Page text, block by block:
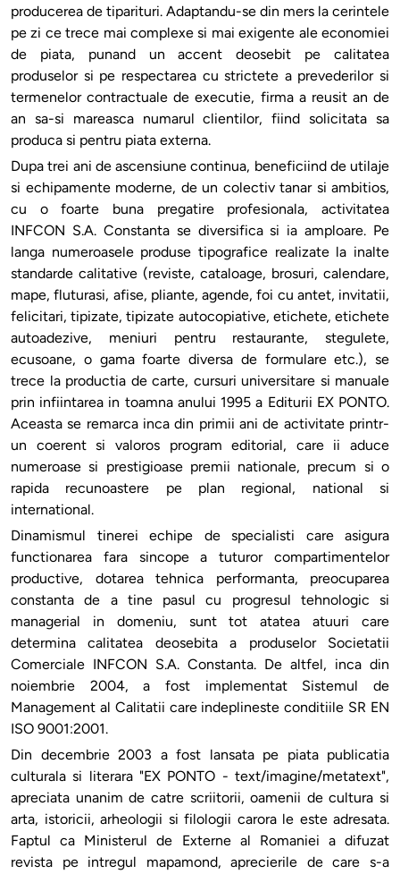
producerea de tiparituri. Adaptandu-se din mers la cerintele
pe zi ce trece mai complexe si mai exigente ale economiei
de piata, punand un accent deosebit pe calitatea
produselor si pe respectarea cu strictete a prevederilor si
termenelor contractuale de executie, firma a reusit an de
an sa-si mareasca numarul clientilor, fiind solicitata sa
produca si pentru piata externa.
Dupa trei ani de ascensiune continua, beneficiind de utilaje
si echipamente moderne, de un colectiv tanar si ambitios,
cu o foarte buna pregatire profesionala, activitatea
INFCON S.A. Constanta se diversifica si ia amploare. Pe
langa numeroasele produse tipografice realizate la inalte
standarde calitative (reviste, cataloage, brosuri, calendare,
mape, fluturasi, afise, pliante, agende, foi cu antet, invitatii,
felicitari, tipizate, tipizate autocopiative, etichete, etichete
autoadezive, meniuri pentru restaurante, stegulete,
ecusoane, o gama foarte diversa de formulare etc.), se
trece la productia de carte, cursuri universitare si manuale
prin infiintarea in toamna anului 1995 a Editurii EX PONTO.
Aceasta se remarca inca din primii ani de activitate printr-
un coerent si valoros program editorial, care ii aduce
numeroase si prestigioase premii nationale, precum si o
rapida recunoastere pe plan regional, national si
international.
Dinamismul tinerei echipe de specialisti care asigura
functionarea fara sincope a tuturor compartimentelor
productive, dotarea tehnica performanta, preocuparea
constanta de a tine pasul cu progresul tehnologic si
managerial in domeniu, sunt tot atatea atuuri care
determina calitatea deosebita a produselor Societatii
Comerciale INFCON S.A. Constanta. De altfel, inca din
noiembrie 2004, a fost implementat Sistemul de
Management al Calitatii care indeplineste conditiile SR EN
ISO 9001:2001.
Din decembrie 2003 a fost lansata pe piata publicatia
culturala si literara "EX PONTO - text/imagine/metatext",
apreciata unanim de catre scriitorii, oamenii de cultura si
arta, istoricii, arheologii si filologii carora le este adresata.
Faptul ca Ministerul de Externe al Romaniei a difuzat
revista pe intregul mapamond, aprecierile de care s-a